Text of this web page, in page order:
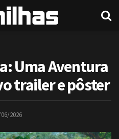
Uma Aventura
trailer e pôster
2026